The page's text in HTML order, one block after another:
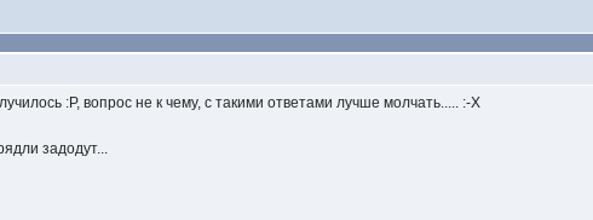
:P, вопрос не к чему, с такими ответами лучше молчать..... :-X
задодут...